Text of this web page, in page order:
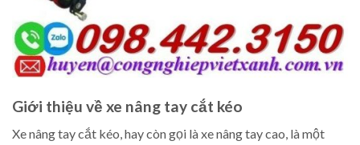
Giới thiệu về xe nâng tay cắt kéo
Xe nâng tay cắt kéo, hay còn gọi là xe nâng tay cao, là một